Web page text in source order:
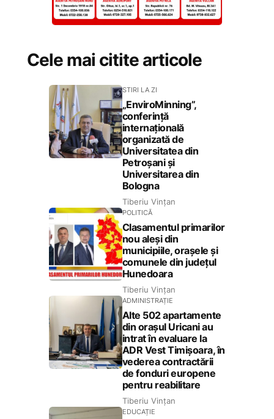
Cele mai citite articole
STIRI LA ZI
„EnviroMinning”,
conferință
internațională
organizată de
Universitatea din
Petroșani și
Universitarea din
Bologna
Tiberiu Vințan
POLITICĂ
Clasamentul primarilor
nou aleși din
municipiile, orașele și
comunele din județul
Hunedoara
Tiberiu Vințan
ADMINISTRAȚIE
Alte 502 apartamente
din orașul Uricani au
intrat în evaluare la
ADR Vest Timișoara, în
vederea contractării
de fonduri europene
pentru reabilitare
Tiberiu Vințan
EDUCAȚIE